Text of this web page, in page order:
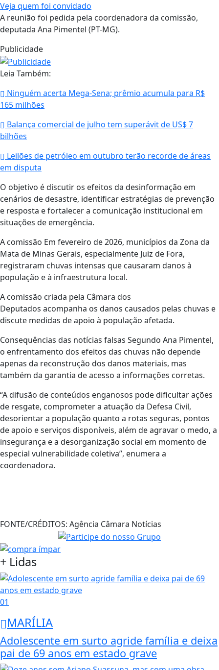
Veja quem foi convidado
A reunião foi pedida pela coordenadora da comissão,
deputada Ana Pimentel (PT-MG).
Publicidade
Leia Também:
Ninguém acerta Mega-Sena; prêmio acumula para R$
165 milhões
Balança comercial de julho tem superávit de US$ 7
bilhões
Leilões de petróleo em outubro terão recorde de áreas
em disputa
O objetivo é discutir os efeitos da desinformação em
cenários de desastre, identificar estratégias de prevenção
e resposta e fortalecer a comunicação institucional em
situações de emergência.
A comissão Em fevereiro de 2026, municípios da Zona da
Mata de Minas Gerais, especialmente Juiz de Fora,
registraram chuvas intensas que causaram danos à
população e à infraestrutura local.
A comissão criada pela Câmara dos
Deputados acompanha os danos causados pelas chuvas e
discute medidas de apoio à população afetada.
Consequências das notícias falsas Segundo Ana Pimentel,
o enfrentamento dos efeitos das chuvas não depende
apenas da reconstrução dos danos materiais, mas
também da garantia de acesso a informações corretas.
“A difusão de conteúdos enganosos pode dificultar ações
de resgate, comprometer a atuação da Defesa Civil,
desorientar a população quanto a rotas seguras, pontos
de apoio e serviços disponíveis, além de agravar o medo, a
insegurança e a desorganização social em momento de
especial vulnerabilidade coletiva”, enumera a
coordenadora.
FONTE/CRÉDITOS: Agência Câmara Notícias
+ Lidas
01
MARÍLIA
Adolescente em surto agride família e deixa
pai de 69 anos em estado grave